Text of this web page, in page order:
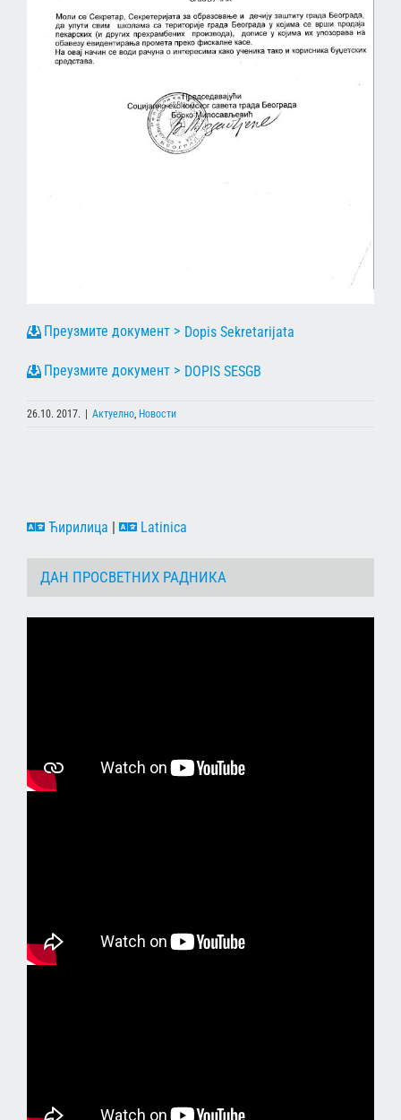
Dopis Sekretarijata
DOPIS SESGB
26.10. 2017. | Актуелно Новости
Ћирилица | Latinica
ДАН ПРОСВЕТНИХ РАДНИКА